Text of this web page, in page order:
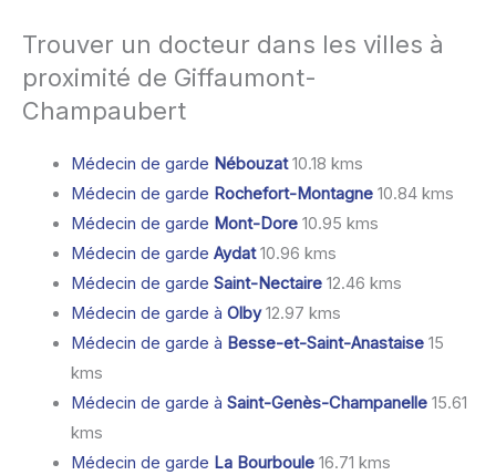
Trouver un docteur dans les villes à
proximité de Giffaumont-
Champaubert
Médecin de garde Nébouzat10.18 kms
Médecin de garde Rochefort-Montagne10.84 kms
Médecin de garde Mont-Dore10.95 kms
Médecin de garde Aydat10.96 kms
Médecin de garde Saint-Nectaire12.46 kms
Médecin de garde à Olby12.97 kms
Médecin de garde à Besse-et-Saint-Anastaise15
kms
Médecin de garde à Saint-Genès-Champanelle15.61
kms
Médecin de garde La Bourboule16.71 kms